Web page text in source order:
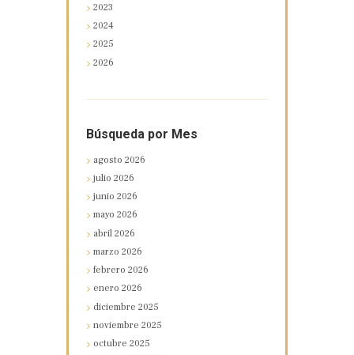
2023
2024
2025
2026
Búsqueda por Mes
agosto2026
julio2026
junio2026
mayo2026
abril2026
marzo2026
febrero2026
enero2026
diciembre2025
noviembre2025
octubre2025